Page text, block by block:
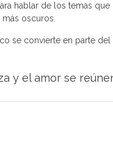
hablar de los temas
oscuros.
se convierte en parte
y el amor se